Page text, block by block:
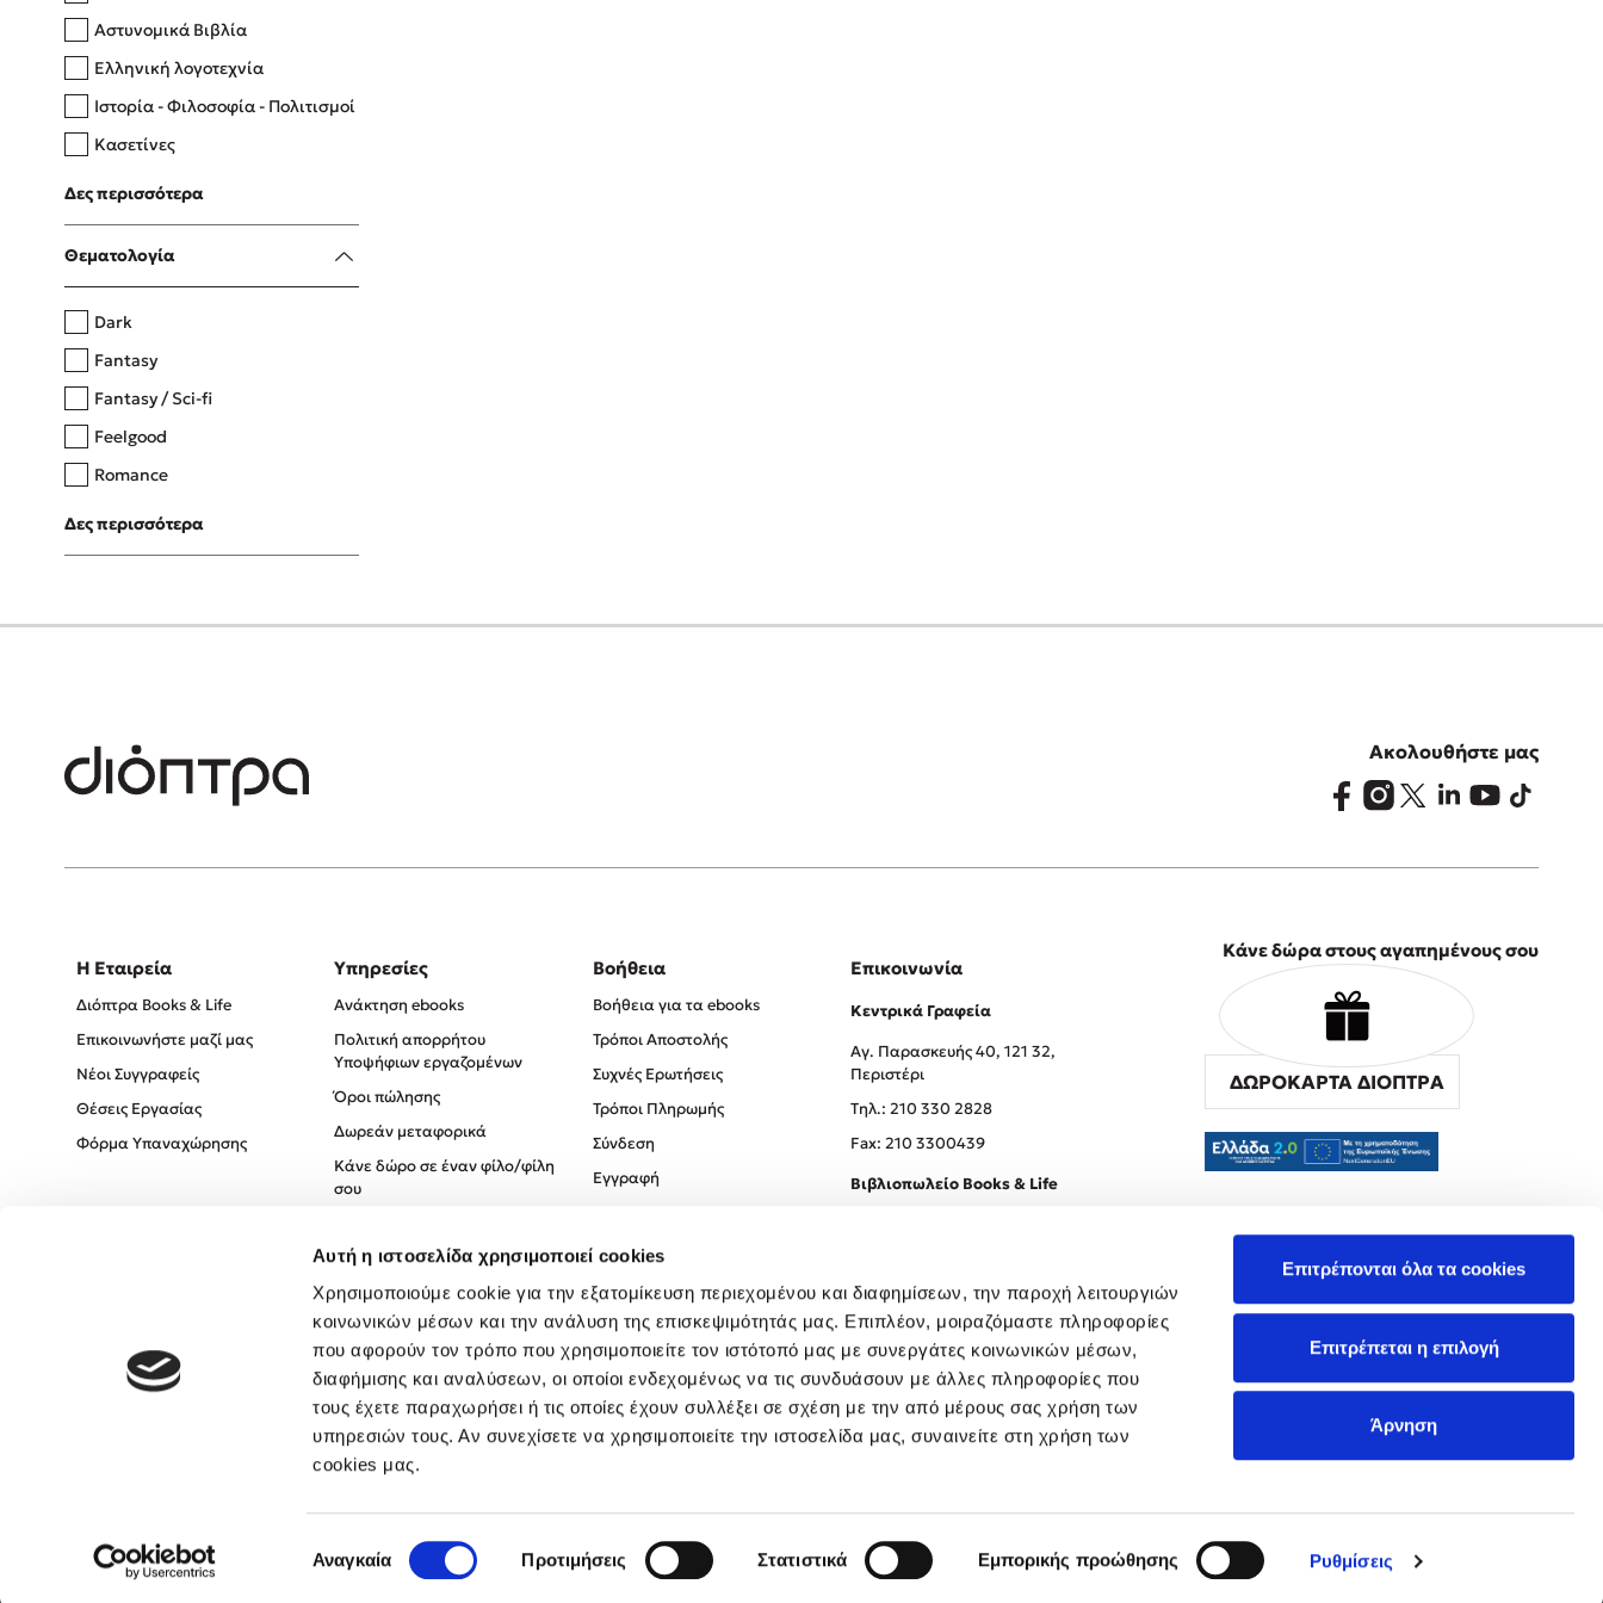
Αυτή η ιστοσελίδα χρησιμοποιεί cookies
Χρησιμοποιούμε cookie για την εξατομίκευση περιεχομένου και διαφημίσεων, την παροχή λειτουργιών
κοινωνικών μέσων και την ανάλυση της επισκεψιμότητάς μας. Επιπλέον, μοιραζόμαστε πληροφορίες
που αφορούν τον τρόπο που χρησιμοποιείτε τον ιστότοπό μας με συνεργάτες κοινωνικών μέσων,
διαφήμισης και αναλύσεων, οι οποίοι ενδεχομένως να τις συνδυάσουν με άλλες πληροφορίες που
τους έχετε παραχωρήσει ή τις οποίες έχουν συλλέξει σε σχέση με την από μέρους σας χρήση των
υπηρεσιών τους. Αν συνεχίσετε να χρησιμοποιείτε την ιστοσελίδα μας, συναινείτε στη χρήση των
cookies μας.
συγκατάθεσης
Αναγκαία Προτιμήσεις Στατιστικά Εμπορικής προώθησης Ρυθμίσεις
Επιτρέπονται όλα τα cookies
Επιτρέπεται η επιλογή
Άρνηση
Δανάη Δεληγεώργη
Πάνω, κάτω, μπροστά, πίσω
Η μέθοδος Αφήστε τους
Αστυνομικά Βιβλία
Ελληνική λογοτεχνία
Ιστορία - Φιλοσοφία - Πολιτισμοί
Κασετίνες
Λευκώματα - Έγχρωμοι οδηγοί
Μαγειρική
Δες περισσότερα
Θεματολογία
Dark
Fantasy
Fantasy / Sci-fi
Feelgood
Romance
Upmarket
Young Adult
Δες περισσότερα
Ακολουθήστε μας
Η Εταιρεία
Διόπτρα Books & Life
Επικοινωνήστε μαζί μας
Νέοι Συγγραφείς
Θέσεις Εργασίας
Φόρμα Υπαναχώρησης
Υπηρεσίες
Ανάκτηση ebooks
Πολιτική απορρήτου
Υποψήφιων εργαζομένων
Όροι πώλησης
Δωρεάν μεταφορικά
Κάνε δώρο σε έναν φίλο/φίλη
σου
Πολιτική Απορρήτου
Όροι χρήσης
Βοήθεια
Βοήθεια για τα ebooks
Τρόποι Αποστολής
Συχνές Ερωτήσεις
Τρόποι Πληρωμής
Σύνδεση
Εγγραφή
Επικοινωνία
Κεντρικά Γραφεία
Αγ. Παρασκευής 40, 121 32,
Περιστέρι
Tηλ.: 210 330 2828
Fax: 210 3300439
Βιβλιοπωλείο Books & Life
Κάνε δώρα στους αγαπημένους σου
ΔΩΡΟΚΑΡΤΑ ΔΙΟΠΤΡΑ
Created by Powered by